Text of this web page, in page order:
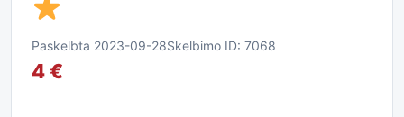
Paskelbta 2023-09-28Skelbimo ID: 7068
4 €